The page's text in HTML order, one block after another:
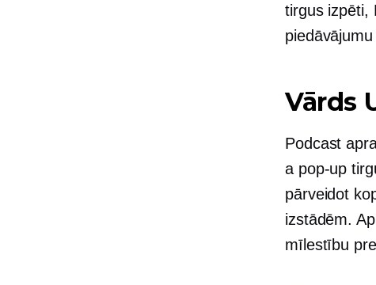
tirgus izpēti,
Vārds
Podcast
a pop-up
pārveidot
izstādēm.
mīlestību